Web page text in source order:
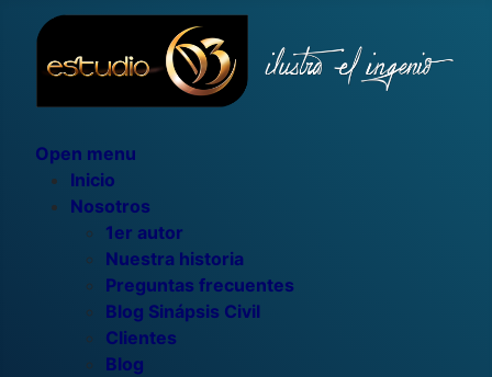
Open menu
Inicio
Nosotros
1er autor
Nuestra historia
Preguntas frecuentes
Blog Sinápsis Civil
Clientes
Blog